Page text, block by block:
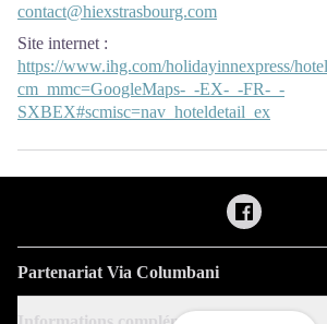
contact@hiexstrasbourg.com
Site internet :
https://www.ihg.com/holidayinnexpress/
cm_mmc=GoogleMaps-_-EX-_-FR-_-
SXBEX#scmisc=nav_hoteldetail_ex
Partenariat Via Columbani